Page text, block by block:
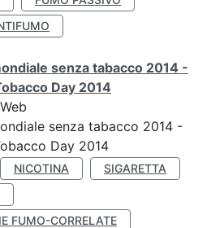
senza tabacco 2014 -
Day 2014
senza tabacco 2014 -
Day 2014
NICOTINA
SIGARETTA
FUMO-CORRELATE